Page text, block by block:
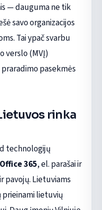
— dauguma ne tik
savo organizacijos
Tai ypač svarbu
verslo (MVĮ)
pasekmės
rinka
technologijų
Office 365, el. parašai ir
pavojų. Lietuviams
lietuvių